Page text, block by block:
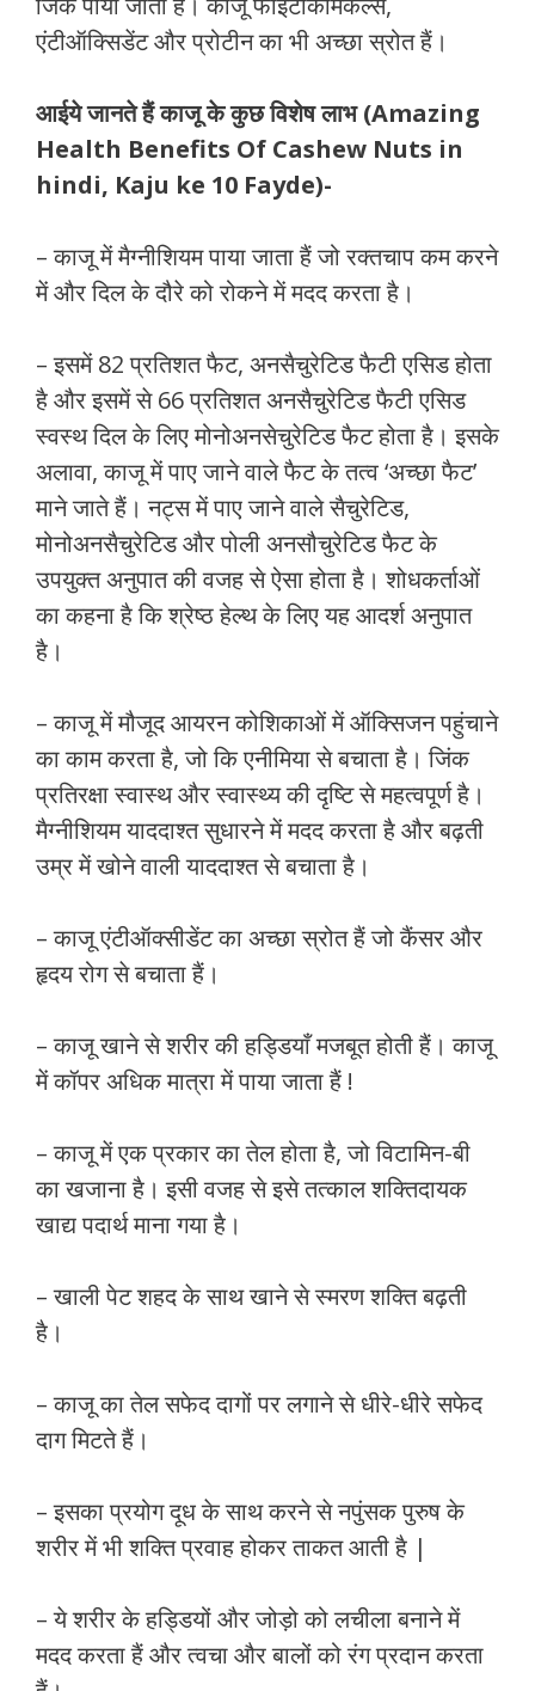
एंटीऑक्सिडेंट और प्रोटीन का भी अच्छा स्रोत हैं।
आईये जानते हैं काजू के कुछ विशेष लाभ (Amazing
Health Benefits Of Cashew Nuts in
hindi, Kaju ke 10 Fayde)-
– काजू में मैग्नीशियम पाया जाता हैं जो रक्तचाप कम करने
में और दिल के दौरे को रोकने में मदद करता है।
– इसमें 82 प्रतिशत फैट, अनसैचुरेटिड फैटी एसिड होता
है और इसमें से 66 प्रतिशत अनसैचुरेटिड फैटी एसिड
स्वस्थ दिल के लिए मोनोअनसेचुरेटिड फैट होता है। इसके
अलावा, काजू में पाए जाने वाले फैट के तत्व ‘अच्छा फैट’
माने जाते हैं। नट्स में पाए जाने वाले सैचुरेटिड,
मोनोअनसैचुरेटिड और पोली अनसौचुरेटिड फैट के
उपयुक्त अनुपात की वजह से ऐसा होता है। शोधकर्ताओं
का कहना है कि श्रेष्ठ हेल्थ के लिए यह आदर्श अनुपात
है।
– काजू में मौजूद आयरन कोशिकाओं में ऑक्सिजन पहुंचाने
का काम करता है, जो कि एनीमिया से बचाता है। जिंक
प्रतिरक्षा स्वास्थ और स्वास्थ्य की दृष्टि से महत्वपूर्ण है।
मैग्नीशियम याददाश्त सुधारने में मदद करता है और बढ़ती
उम्र में खोने वाली याददाश्त से बचाता है।
– काजू एंटीऑक्सीडेंट का अच्छा स्रोत हैं जो कैंसर और
हृदय रोग से बचाता हैं।
– काजू खाने से शरीर की हड्डियाँ मजबूत होती हैं। काजू
में कॉपर अधिक मात्रा में पाया जाता हैं !
– काजू में एक प्रकार का तेल होता है, जो विटामिन-बी
का खजाना है। इसी वजह से इसे तत्काल शक्तिदायक
खाद्य पदार्थ माना गया है।
– खाली पेट शहद के साथ खाने से स्मरण शक्ति बढ़ती
है।
– काजू का तेल सफेद दागों पर लगाने से धीरे-धीरे सफेद
दाग मिटते हैं।
– इसका प्रयोग दूध के साथ करने से नपुंसक पुरुष के
शरीर में भी शक्ति प्रवाह होकर ताकत आती है |
– ये शरीर के हड्डियों और जोड़ो को लचीला बनाने में
मदद करता हैं और त्वचा और बालों को रंग प्रदान करता